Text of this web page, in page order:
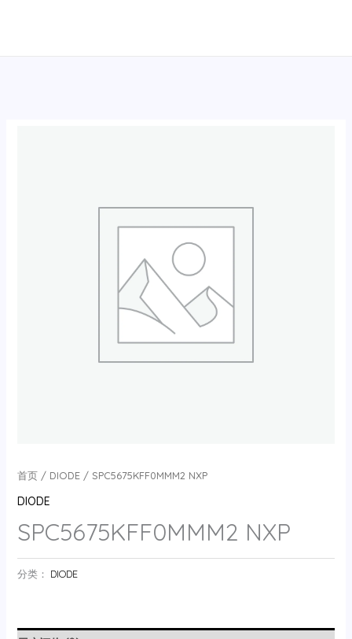
首页/ DIODE/ SPC5675KFF0MMM2 NXP
DIODE
SPC5675KFF0MMM2 NXP
分类： DIODE